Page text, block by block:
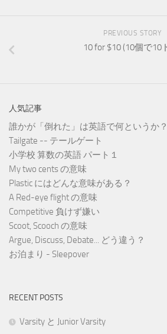
PREVIOUS STORY
10 for $10 (10個で10
人気記事
誰かが「倒れた」は英語で何というか？
Tailgate -- テールゲート
小学校 算数の英語 パート１
My two cents の意味
Plastic にはどんな意味がある？
A Red-eye flight の意味
Competitive 負けず嫌い
Scoot, Scooch の意味
Argue, Discuss, Debate... どう違う？
お泊まり - Sleepover
RECENT POSTS
Varsity と Junior Varsity